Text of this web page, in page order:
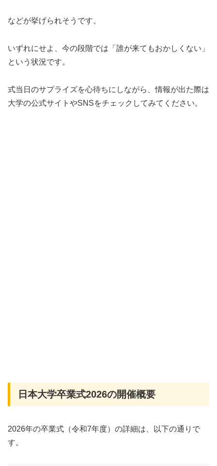
などが挙げられそうです。
いずれにせよ、今の段階では「誰が来てもおかしくない」
という状況です。
式当日のサプライズを心待ちにしながら、情報が出た際は
大学の公式サイトやSNSをチェックしてみてください。
日本大学卒業式2026の開催概要
2026年の卒業式（令和7年度）の詳細は、以下の通りで
す。